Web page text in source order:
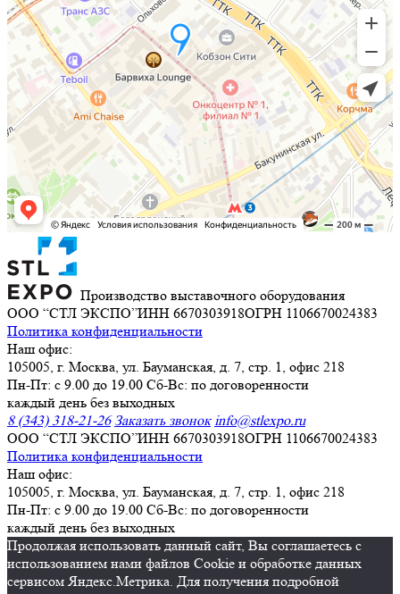
Производство выставочного оборудования
ООО “СТЛ ЭКСПО”ИНН 6670303918ОГРН 1106670024383
Политика конфиденциальности
Наш офис:
105005, г. Москва, ул. Бауманская, д. 7, стр. 1, офис 218
Пн-Пт: с 9.00 до 19.00 Сб-Вс: по договоренности
каждый день без выходных
8 (343) 318-21-26 Заказать звонок info@stlexpo.ru
ООО “СТЛ ЭКСПО”ИНН 6670303918ОГРН 1106670024383
Политика конфиденциальности
Наш офис:
105005, г. Москва, ул. Бауманская, д. 7, стр. 1, офис 218
Пн-Пт: с 9.00 до 19.00 Сб-Вс: по договоренности
каждый день без выходных
Продолжая использовать данный сайт, Вы соглашаетесь с
использованием нами файлов Cookie и обработке данных
сервисом Яндекс.Метрика. Для получения подробной